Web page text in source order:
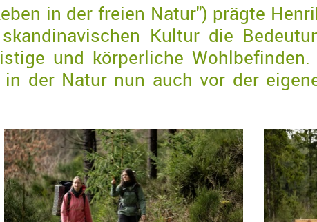
in der freien Natur") prägte
Kultur die
und körperliche
der Natur nun auch vor der